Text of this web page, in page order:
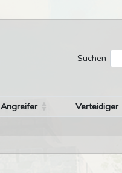
Suchen
Angreifer Verteidiger